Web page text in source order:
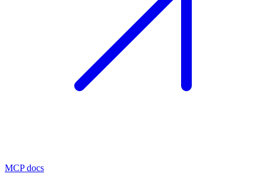
MCP docs